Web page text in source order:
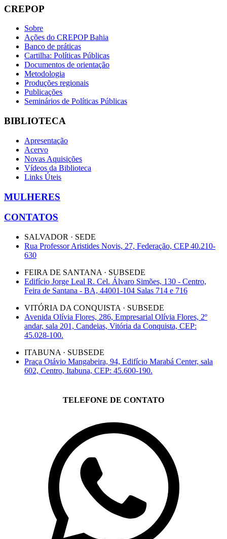
CREPOP
Sobre
Ações do CREPOP Bahia
Banco de práticas
Cartilha: Políticas Públicas
Documentos de orientação
Metodologia
Produções regionais
Publicações
Seminários de Políticas Públicas
BIBLIOTECA
Apresentação
Acervo
Novas Aquisições
Vídeos da Biblioteca
Links Úteis
MULHERES
CONTATOS
SALVADOR · SEDE
Rua Professor Aristides Novis, 27, Federação, CEP 40.210-
630
FEIRA DE SANTANA · SUBSEDE
Edifício Jorge Leal R. Cel. Álvaro Simões, 130 - Centro,
Feira de Santana - BA, 44001-104 Salas 714 e 716
VITÓRIA DA CONQUISTA · SUBSEDE
Avenida Olívia Flores, 286, Empresarial Olívia Flores, 2º
andar, sala 201, Candeias, Vitória da Conquista, CEP:
45.028-100.
ITABUNA · SUBSEDE
Praça Otávio Mangabeira, 94, Edifício Marabá Center, sala
602, Centro, Itabuna, CEP: 45.600-190.
TELEFONE DE CONTATO